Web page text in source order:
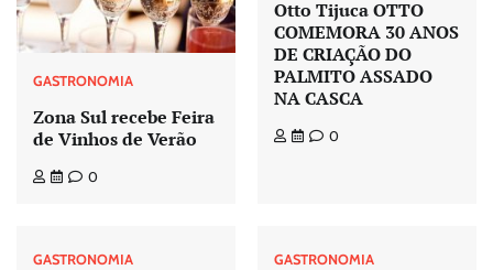
GASTRONOMIA
Zona Sul recebe Feira
de Vinhos de Verão
0
Otto Tijuca OTTO
COMEMORA 30 ANOS
DE CRIAÇÃO DO
PALMITO ASSADO
NA CASCA
0
GASTRONOMIA GASTRONOMIA